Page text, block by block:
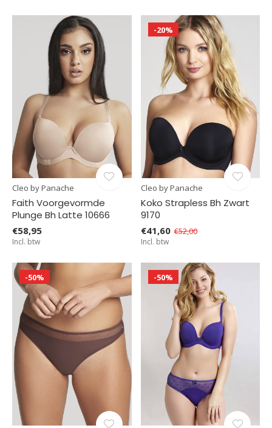
Cleo by Panache
Faith Voorgevormde
Plunge Bh Latte 10666
€58,95
Incl. btw
-20%
Cleo by Panache
Koko Strapless Bh Zwart
9170
€41,60 €52,00
Incl. btw
-50% -50%